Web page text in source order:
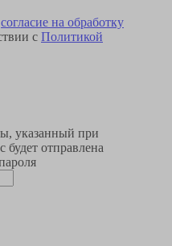
согласие на обработку
с Политикой
указанный при
будет отправлена